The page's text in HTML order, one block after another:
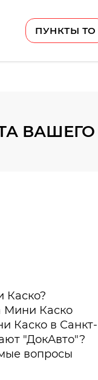
ПУНКТЫ ТО
Каско?
Мини Каско
Каско в
"ДокАвто"?
вопросы